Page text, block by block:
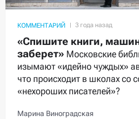
КОММЕНТАРИЙ
«Спишите книги,
заберет» Московские
изымают «идейно чуждых»
что происходит в школах со
«нехороших писателей»?
Марина Виноградская